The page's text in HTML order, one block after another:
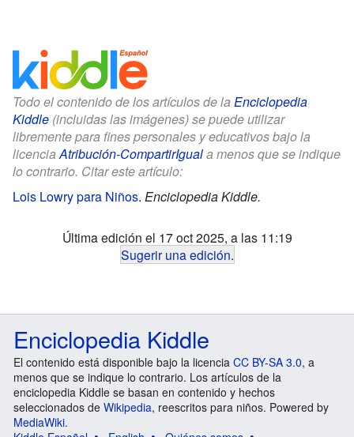
Todo el contenido de los artículos de la Enciclopedia
Kiddle (incluidas las imágenes) se puede utilizar
libremente para fines personales y educativos bajo la
licenciaAtribución-CompartirIguala menos que se indique
lo contrario. Citar este artículo:
Lois Lowry para Niños. Enciclopedia Kiddle.
Última edición el 17 oct 2025, a las 11:19
Sugerir una edición.
Enciclopedia Kiddle
El contenido está disponible bajo la licencia CC BY-SA 3.0, a
menos que se indique lo contrario. Los artículos de la
enciclopedia Kiddle se basan en contenido y hechos
seleccionados de Wikipedia, reescritos para niños. Powered by
MediaWiki.